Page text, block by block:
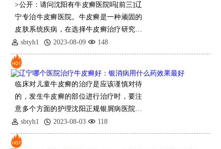
>公开：请问沈阳有牛皮癣医院吗[前三]辽
宁专治牛皮癣医院。牛皮癣是一种顽固的
皮肤系统疾病，在选择牛皮癣治疗研究方
法时一定要进行慎重，不要因
sbtyh1 2023-08-09 148
临床对儿童牛皮癣的治疗是应该谨慎对待
的，发生牛皮癣的部位进行治疗时，要注
意多个方面的护理沈阳正规银屑病医院，
对患儿的心理也应该
sbtyh1 2023-08-03 118